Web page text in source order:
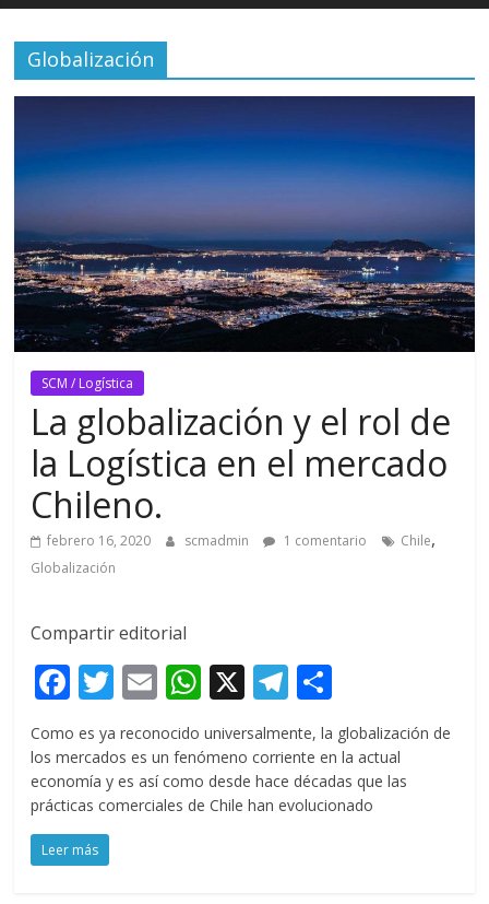
Globalización
SCM / Logística
La globalización y el rol de
la Logística en el mercado
Chileno.
febrero 16, 2020 scmadmin 1 comentario Chile,
Globalización
Compartir editorial
F
e
b
o
o
T
itt
er
E
m
ai
l
W
h
at
s
A
X T
el
e
gr
a
o
m
p
ar
Como es ya reconocido universalmente, la globalización de
los mercados es un fenómeno corriente en la actual
economía y es así como desde hace décadas que las
prácticas comerciales de Chile han evolucionado
Leer más